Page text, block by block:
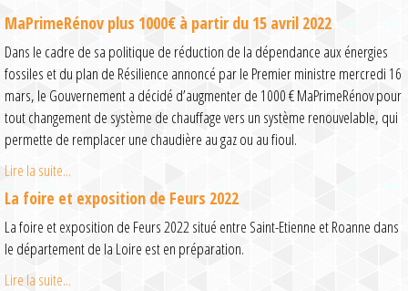
MaPrimeRénov plus 1000€ à partir du 15 avril 2022
Dans le cadre de sa politique de réduction de la dépendance aux énergies
fossiles et du plan de Résilience annoncé par le Premier ministre mercredi 16
mars, le Gouvernement a décidé d’augmenter de 1000 € MaPrimeRénov pour
tout changement de système de chauffage vers un système renouvelable, qui
permette de remplacer une chaudière au gaz ou au fioul.
Lire la suite...
La foire et exposition de Feurs 2022
La foire et exposition de Feurs 2022 situé entre Saint-Etienne et Roanne dans
le département de la Loire est en préparation.
Lire la suite...